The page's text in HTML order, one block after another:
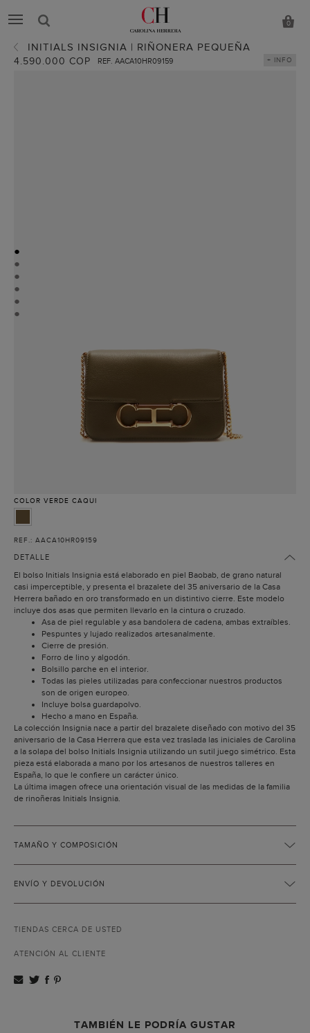
0
INITIALS INSIGNIA | RIÑONERA PEQUEÑA
4.590.000 COP REF. AACA10HR09159 + INFO
●
●
●
●
●
●
COLOR VERDE CAQUI
REF.: AACA10HR09159
DETALLE
El bolso Initials Insignia está elaborado en piel Baobab, de grano natural
casi imperceptible, y presenta el brazalete del 35 aniversario de la Casa
Herrera bañado en oro transformado en un distintivo cierre. Este modelo
incluye dos asas que permiten llevarlo en la cintura o cruzado.
Asa de piel regulable y asa bandolera de cadena, ambas extraíbles.
Pespuntes y lujado realizados artesanalmente.
Cierre de presión.
Forro de lino y algodón.
Bolsillo parche en el interior.
Todas las pieles utilizadas para confeccionar nuestros productos
son de origen europeo.
Incluye bolsa guardapolvo.
Hecho a mano en España.
La colección Insignia nace a partir del brazalete diseñado con motivo del 35
aniversario de la Casa Herrera que esta vez traslada las iniciales de Carolina
a la solapa del bolso Initials Insignia utilizando un sutil juego simétrico. Esta
pieza está elaborada a mano por los artesanos de nuestros talleres en
España, lo que le confiere un carácter único.
La última imagen ofrece una orientación visual de las medidas de la familia
de rinoñeras Initials Insignia.
TAMAÑO Y COMPOSICIÓN
ENVÍO Y DEVOLUCIÓN
TIENDAS CERCA DE USTED
ATENCIÓN AL CLIENTE
TAMBIÉN LE PODRÍA GUSTAR